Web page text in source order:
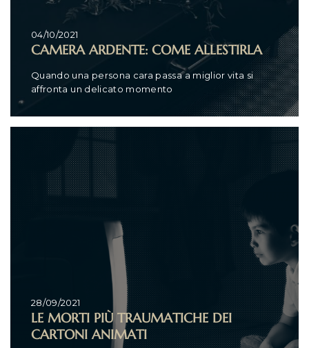
04/10/2021
CAMERA ARDENTE: COME ALLESTIRLA
Quando una persona cara passa a miglior vita si
affronta un delicato momento
28/09/2021
LE MORTI PIÙ TRAUMATICHE DEI
CARTONI ANIMATI